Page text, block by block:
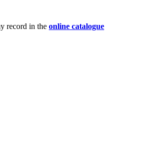
record in the online catalogue